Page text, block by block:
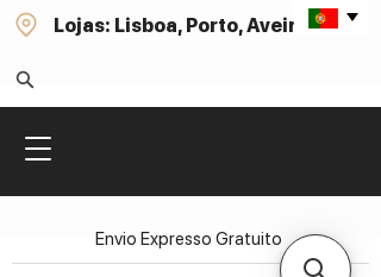
Lojas: Lisboa, Porto, Aveiro
Envio Expresso Gratuito